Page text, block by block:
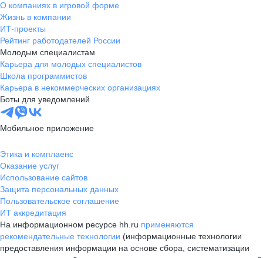
О компаниях в игровой форме
Жизнь в компании
ИТ-проекты
Рейтинг работодателей России
Молодым специалистам
Карьера для молодых специалистов
Школа программистов
Карьера в некоммерческих организациях
Боты для уведомлений
Мобильное приложение
Этика и комплаенс
Оказание услуг
Использование сайтов
Защита персональных данных
Пользовательское соглашение
ИТ аккредитация
На информационном ресурсе hh.ru применяются
рекомендательные технологии (информационные технологии
предоставления информации на основе сбора, систематизации